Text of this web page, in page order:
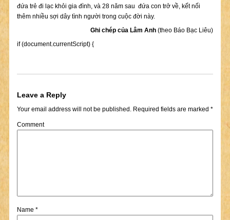
đứa trẻ đi lạc khỏi gia đình, và 28 năm sau đứa con trở về, kết nối
thêm nhiều sợi dây tình người trong cuộc đời này.
Ghi chép của Lâm Anh (theo Báo Bạc Liêu)
if (document.currentScript) {
Leave a Reply
Your email address will not be published.Required fields are marked *
Comment
Name *